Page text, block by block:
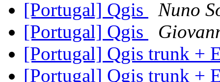
[Portugal] Qgis
Nuno
[Portugal] Qgis
[Portugal] Qgis trunk +
[Portugal] Qgis trunk +